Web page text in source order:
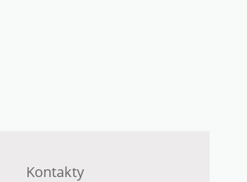
Kontakty